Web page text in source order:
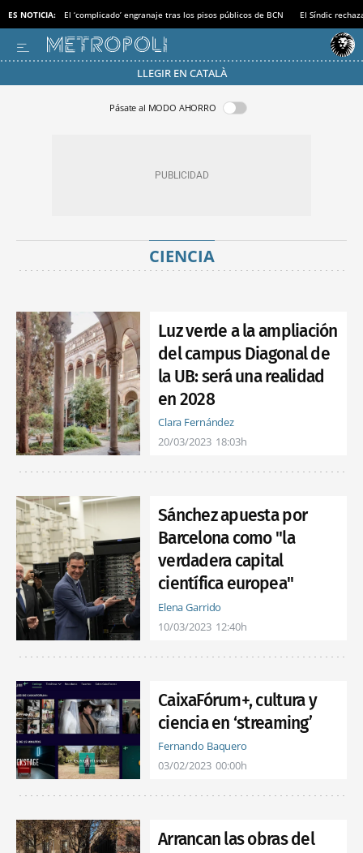
ES NOTICIA: El ‘complicado’ engranaje tras los pisos públicos de BCN El Síndic
LLEGIR EN CATALÀ
Pásate al MODO AHORRO
CIENCIA
Luz verde a la ampliación
del campus Diagonal de
la UB: será una realidad
en 2028
Clara Fernández
20/03/2023 18:03h
Sánchez apuesta por
Barcelona como "la
verdadera capital
científica europea"
Elena Garrido
10/03/2023 12:40h
CaixaFórum+, cultura y
ciencia en ‘streaming’
Fernando Baquero
03/02/2023 00:00h
Arrancan las obras del